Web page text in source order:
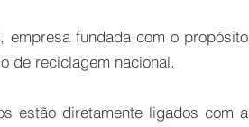
, empresa fundada com o propósito
de reciclagem nacional.
estão diretamente ligados com a